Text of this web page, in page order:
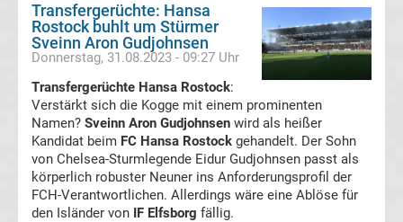
Karlsruher
Transfergerüchte
Kickers
Offenbach
Transfergerüchte: Hansa
Rostock buhlt um Stürmer
Sveinn Aron Gudjohnsen
Donnerstag, 31.08.2023 - 09:27 Uhr
Transfergerüchte Hansa Rostock:
Verstärkt sich die Kogge mit einem prominenten
Namen? Sveinn Aron Gudjohnsen wird als heißer
Kandidat beim FC Hansa Rostock gehandelt. Der Sohn
von Chelsea-Sturmlegende Eidur Gudjohnsen passt als
körperlich robuster Neuner ins Anforderungsprofil der
FCH-Verantwortlichen. Allerdings wäre eine Ablöse für
den Isländer von IF Elfsborg fällig.